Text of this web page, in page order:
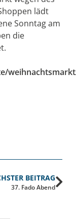
lädt
Sonntag am
die
BEITRAG
37. Fado Abend